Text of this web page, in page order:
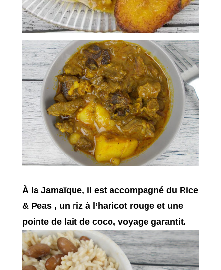
À la Jamaïque, il est accompagné du Rice
& Peas , un riz à l’haricot rouge et une
pointe de lait de coco, voyage garantit.